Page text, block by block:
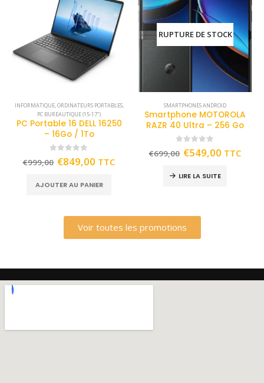
INFORMATIQUE,ORDINATEURS PORTABLES,
PC BUREAUTIQUE (15-17")
PC Portable 16 DELL 16250
– 16Go / 1To
out of 5
€999,00 €849,00 TTC
AJOUTER AU PANIER
RUPTURE DE STOCK
SMARTPHONES ANDROID
Smartphone MOTOROLA
RAZR 40 Ultra – 256 Go
out of 5
€699,00 €549,00 TTC
LIRE LA SUITE
Voir toutes les promotions